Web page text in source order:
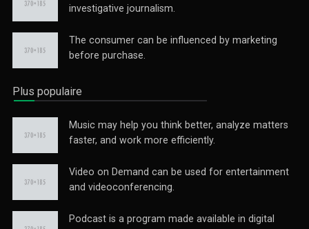
investigative journalism.
The consumer can be influenced by marketing
before purchase.
Plus populaire
Music may help you think better, analyze matters
faster, and work more efficiently.
Video on Demand can be used for entertainment
and videoconferencing.
Podcast is a program made available in digital